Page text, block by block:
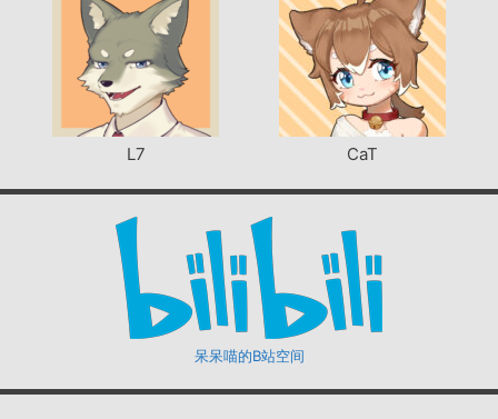
L7 CaT
呆呆喵的B站空间